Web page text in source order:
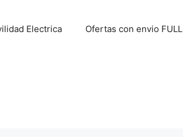
Electrica Ofertas con envio FULL